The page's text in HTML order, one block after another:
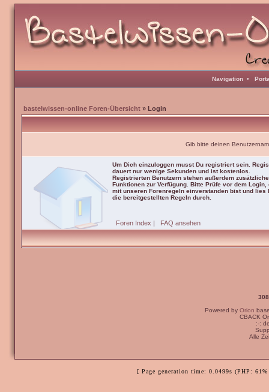
Navigation •
bastelwissen-online Foren-Übersicht » Login
Gib bitte deinen
Um Dich einzuloggen musst Du registriert sein.
dauert nur wenige Sekunden und ist kostenlos.
Registrierten Benutzern stehen außerdem zusätzliche
Funktionen zur Verfügung. Bitte Prüfe vor dem Login,
mit unseren Forenregeln einverstanden bist und lies
die bereitgestellten Regeln durch.
Foren Index | FAQ ansehen
Powered by Orion
CBACK
:-:
Alle
[ Page generation time: 0.0499s (PHP: